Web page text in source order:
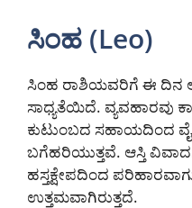
ಸಿಂಹ (Leo)
ಸಿಂಹ ರಾಶಿಯವರಿಗೆ ಈ ದಿನ
ಸಾಧ್ಯತೆಯಿದೆ. ವ್ಯವಹಾರವು
ಕುಟುಂಬದ ಸಹಾಯದಿಂದ
ಬಗೆಹರಿಯುತ್ತವೆ. ಆಸ್ತಿ
ಹಸ್ತಕ್ಷೇಪದಿಂದ
ಉತ್ತಮವಾಗಿರುತ್ತದೆ.